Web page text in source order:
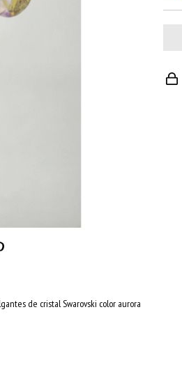
de cristal Swarovski color aurora